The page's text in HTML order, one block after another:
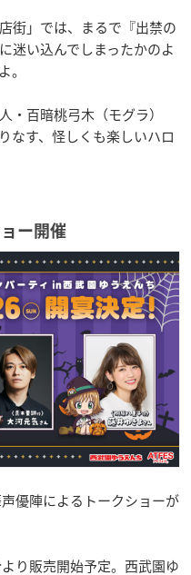
街」では、まるで『出禁の
迷い込んでしまったかのよ
。
・百暗桃弓木（モグラ）
なす、怪しくも楽しいハロ
ー開催
優陣によるトークショーが
り販売開始予定。西武園ゆ